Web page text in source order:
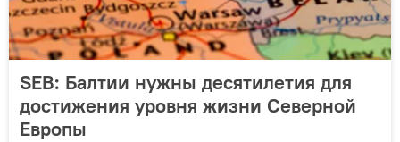
SEB: Балтии нужны десятилетия для
достижения уровня жизни Северной
Европы